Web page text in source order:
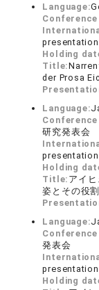
Language:
Conference
presentation
Holding
Title:
der Prosa
Language:
Conference
研究発表会
presentation
Holding
Title: アイ
姿とその役割
Language:
Conference
発表会
presentation
Holding